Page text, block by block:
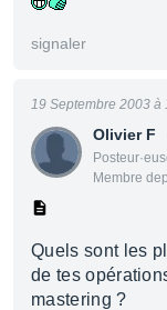
signaler
Olivier F
Membre
19 Septembre 2003 à
Quels sont les
de tes
mastering ?